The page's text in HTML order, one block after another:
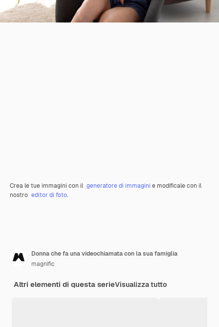
Crea le tue immagini con il generatore di immagini e modificale con il
nostro editor di foto.
Donna che fa una videochiamata con la sua famiglia
magnific
Altri elementi di questa serieVisualizza tutto